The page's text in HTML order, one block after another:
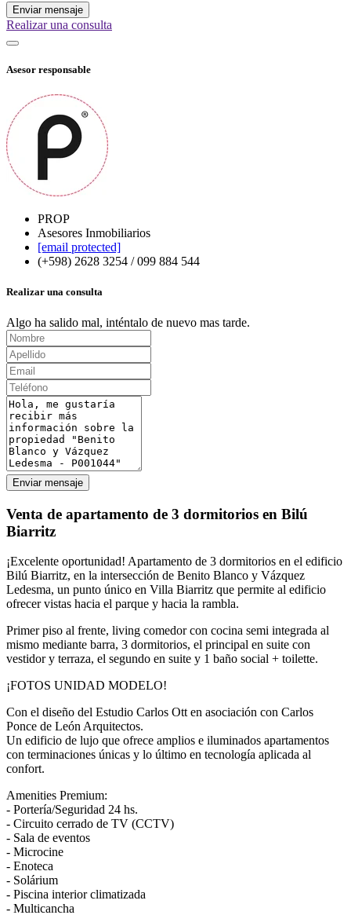
Enviar mensaje
Realizar una consulta
Asesor responsable
PROP
Asesores Inmobiliarios
[email protected]
(+598) 2628 3254 / 099 884 544
Realizar una consulta
Algo ha salido mal, inténtalo de nuevo mas tarde.
Enviar mensaje
Venta de apartamento de 3 dormitorios en Bilú
Biarritz
¡Excelente oportunidad! Apartamento de 3 dormitorios en el edificio
Bilú Biarritz, en la intersección de Benito Blanco y Vázquez
Ledesma, un punto único en Villa Biarritz que permite al edificio
ofrecer vistas hacia el parque y hacia la rambla.
Primer piso al frente, living comedor con cocina semi integrada al
mismo mediante barra, 3 dormitorios, el principal en suite con
vestidor y terraza, el segundo en suite y 1 baño social + toilette.
¡FOTOS UNIDAD MODELO!
Con el diseño del Estudio Carlos Ott en asociación con Carlos
Ponce de León Arquitectos.
Un edificio de lujo que ofrece amplios e iluminados apartamentos
con terminaciones únicas y lo último en tecnología aplicada al
confort.
Amenities Premium:
- Portería/Seguridad 24 hs.
- Circuito cerrado de TV (CCTV)
- Sala de eventos
- Microcine
- Enoteca
- Solárium
- Piscina interior climatizada
- Multicancha